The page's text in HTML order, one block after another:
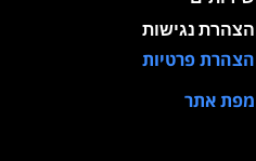
הצהרת נגישות
הצהרת פרטיות
מפת אתר